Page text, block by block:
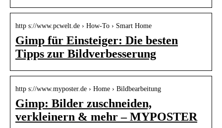
http s://www.pcwelt.de › How-To › Smart Home
Gimp für Einsteiger: Die besten
Tipps zur Bildverbesserung
http s://www.myposter.de › Home › Bildbearbeitung
Gimp: Bilder zuschneiden,
verkleinern & mehr – MYPOSTER